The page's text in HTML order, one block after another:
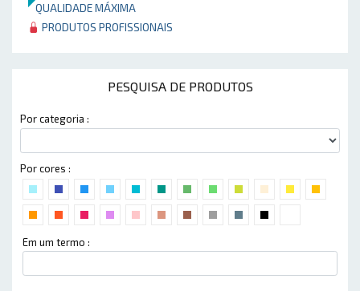
QUALIDADE MÁXIMA
PRODUTOS PROFISSIONAIS
PESQUISA DE PRODUTOS
Por categoria :
Por cores :
Em um termo :